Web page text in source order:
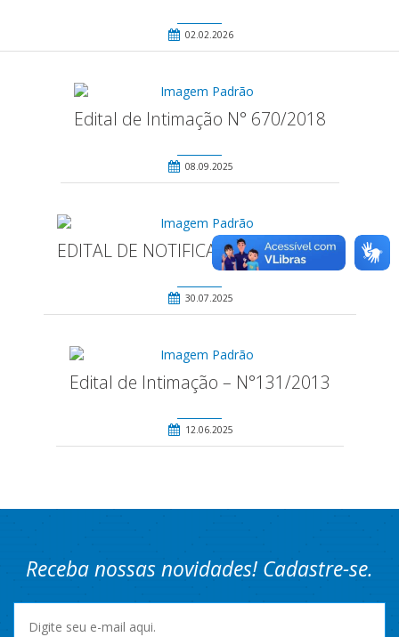
02.02.2026
Edital de Intimação N° 670/2018
08.09.2025
EDITAL DE NOTIFICAÇÃO – 929/2023
30.07.2025
Edital de Intimação – N°131/2013
12.06.2025
Receba nossas novidades! Cadastre-se.